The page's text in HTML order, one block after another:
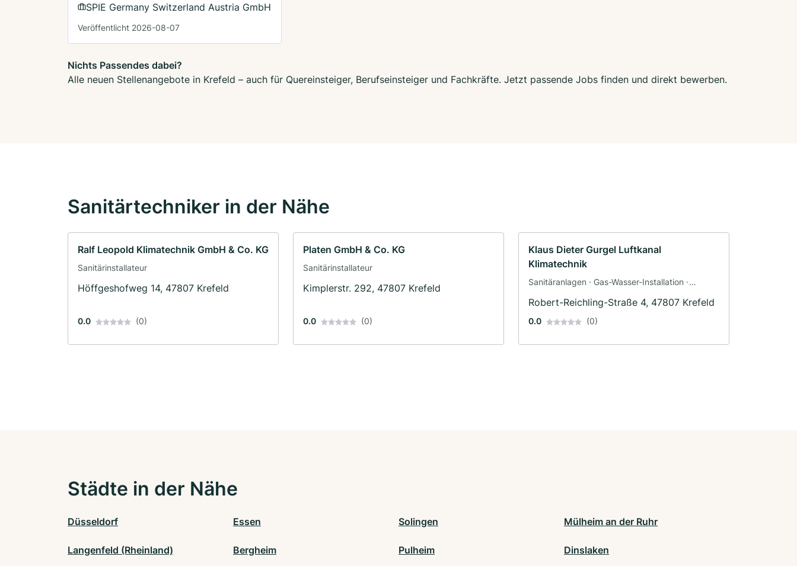
SPIE Germany Switzerland Austria GmbH
Veröffentlicht 2026-08-07
Nichts Passendes dabei?
Alle neuen Stellenangebote in Krefeld – auch für Quereinsteiger, Berufseinsteiger und Fachkräfte. Jetzt passende Jobs finden und direkt bewerben.
Sanitärtechniker in der Nähe
Ralf Leopold Klimatechnik GmbH & Co. KG
Sanitärinstallateur
Höffgeshofweg 14, 47807 Krefeld
0.0 (0)
Platen GmbH & Co. KG
Sanitärinstallateur
Kimplerstr. 292, 47807 Krefeld
0.0 (0)
Klaus Dieter Gurgel Luftkanal
Klimatechnik
Sanitäranlagen · Gas-Wasser-Installation ·
Robert-Reichling-Straße 4, 47807 Krefeld
0.0 (0)
Städte in der Nähe
Düsseldorf Essen Solingen Mülheim an der Ruhr
Langenfeld (Rheinland) Bergheim Pulheim Dinslaken